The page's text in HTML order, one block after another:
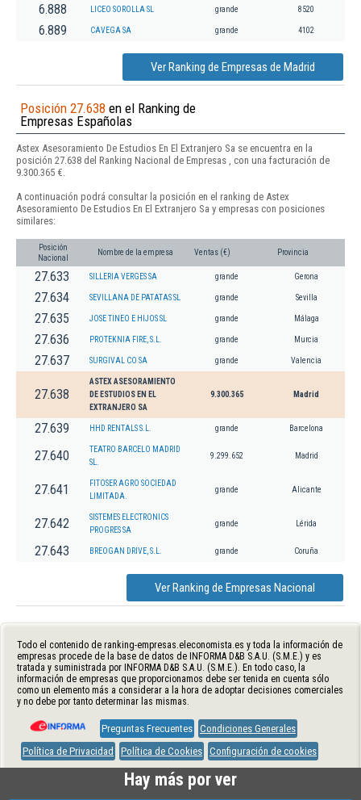
6.888 LICEO SOROLLA SL grande 8520
6.889 CAVEGA SA grande 4102
Ver Ranking de Empresas de Madrid
Posición 27.638 en el Ranking de
Empresas Españolas
Astex Asesoramiento De Estudios En El Extranjero Sa se encuentra en la
posición 27.638 del Ranking Nacional de Empresas , con una facturación de
9.300.365 €.
A continuación podrá consultar la posición en el ranking de Astex
Asesoramiento De Estudios En El Extranjero Sa y empresas con posiciones
similares:
Posición
Nacional
Nombre de la empresa Ventas (€) Provincia
27.633 SILLERIA VERGES SA grande Gerona
27.634 SEVILLANA DE PATATAS SL grande Sevilla
27.635 JOSE TINEO E HIJOS SL grande Málaga
27.636 PROTEKNIA FIRE, S.L. grande Murcia
27.637 SURGIVAL CO SA grande Valencia
27.638
ASTEX ASESORAMIENTO
DE ESTUDIOS EN EL
EXTRANJERO SA
9.300.365 Madrid
27.639 HHD RENTALS S.L. grande Barcelona
27.640
TEATRO BARCELO MADRID
SL.
9.299.652 Madrid
27.641
FITOSER AGRO SOCIEDAD
LIMITADA.
grande Alicante
27.642
SISTEMES ELECTRONICS
PROGRES SA
grande Lérida
27.643 BREOGAN DRIVE, S.L. grande Coruña
Ver Ranking de Empresas Nacional
Todo el contenido de ranking-empresas.eleconomista.es y toda la información de
empresas procede de la base de datos de INFORMA D&B S.A.U. (S.M.E.) y es
tratada y suministrada por INFORMA D&B S.A.U. (S.M.E.). En todo caso, la
información de empresas que proporcionamos debe ser tenida en cuenta sólo
como un elemento más a considerar a la hora de adoptar decisiones comerciales
y no debe por tanto determinar las mismas.
Preguntas Frecuentes Condiciones Generales
Política de Privacidad
Política de Cookies Configuración de cookies
Hay más por ver